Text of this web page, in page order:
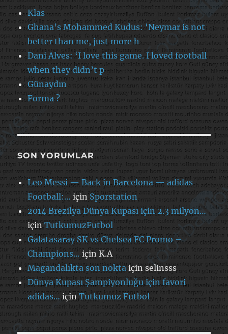
Klas
Ghana’s Mohammed Kudus: ‘Neymar is not
better than me, just more h
Dani Alves: ‘I love this game. I loved football
when they didn’t p
Günaydın
Forma ?
SON YORUMLAR
Leo Messi — Back in Barcelona — adidas
Football:…içinSporstation
2014 Brezilya Dünya Kupası için 2.3 milyon…
içinTutkumuzFutbol
Galatasaray SK vs Chelsea FC Promo –
Champions…içinK.A
Magandalıkta son noktaiçinselinsss
Dünya Kupası Şampiyonluğu için favori
adidas…içinTutkumuz Futbol